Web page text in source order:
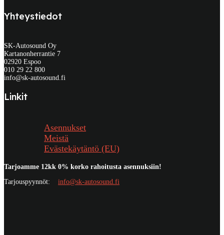
Yhteystiedot
SK-Autosound Oy
Kartanonherrantie 7
02920 Espoo
010 29 22 800
info@sk-autosound.fi
Linkit
Asennukset
Meistä
Evästekäytäntö (EU)
Tarjoamme 12kk 0% korko rahoitusta asennuksiin!
Tarjouspyynnöt: info@sk-autosound.fi